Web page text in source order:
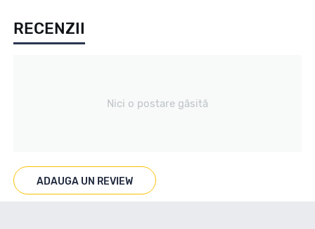
63.4
Se poate cumpara doar la set de 4 buc! Kit montaj GRATUIT
in caz ca este nevoie!
RECENZII
Nici o postare găsită
ADAUGA UN REVIEW